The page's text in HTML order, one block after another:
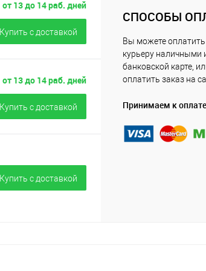
от 13 до 14 раб. дней
Купить c доставкой
от 13 до 14 раб. дней
Купить c доставкой
Купить c доставкой
СПОСОБЫ
Вы можете оплатить
курьеру наличными
банковской карте,
оплатить заказ на
Принимаем к оплате